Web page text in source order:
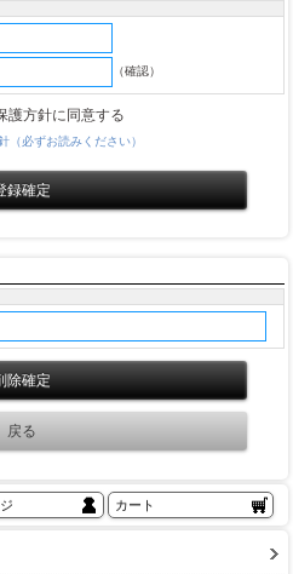
（確認）
護方針に同意する
（必ずお読みください）
カート